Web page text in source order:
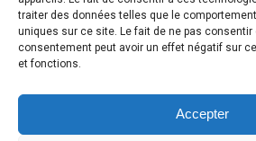
traiter des données telles que le
uniques sur ce site. Le fait de ne pas consentir
consentement peut avoir un effet négatif sur
et fonctions.
Accepter
maintenan
ce de leur
système
ons.